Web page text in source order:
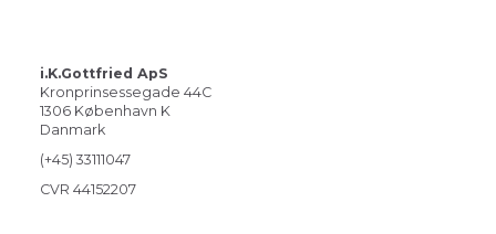
i.K.Gottfried ApS
Kronprinsessegade 44C
1306 København K
Danmark
(+45) 33111047
CVR 44152207